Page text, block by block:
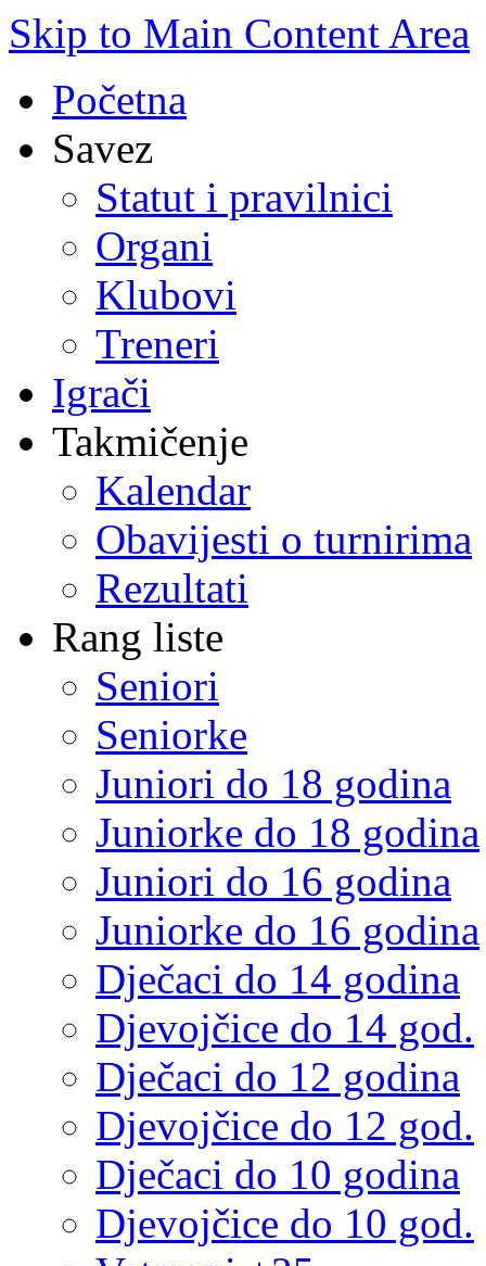
Skip to Main Content Area
Početna
Savez
Statut i pravilnici
Organi
Klubovi
Treneri
Igrači
Takmičenje
Kalendar
Obavijesti o turnirima
Rezultati
Rang liste
Seniori
Seniorke
Juniori do 18 godina
Juniorke do 18 godina
Juniori do 16 godina
Juniorke do 16 godina
Dječaci do 14 godina
Djevojčice do 14 god.
Dječaci do 12 godina
Djevojčice do 12 god.
Dječaci do 10 godina
Djevojčice do 10 god.